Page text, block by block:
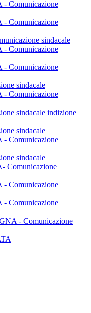
Comunicazione
Comunicazione
sindacale
Comunicazione
Comunicazione
sindacale
Comunicazione
sindacale indizione
sindacale
Comunicazione
sindacale
Comunicazione
Comunicazione
Comunicazione
- Comunicazione